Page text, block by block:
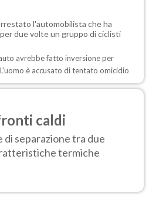
l'automobilista che ha
due volte un gruppo di ciclisti
avrebbe fatto inversione per
è accusato di tentato omicidio
caldi
separazione tra due
termiche